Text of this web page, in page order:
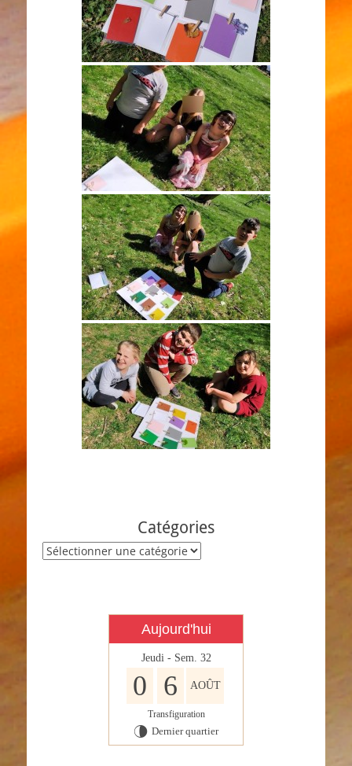
Catégories
Catégories
Aujourd'hui
Jeudi - Sem. 32
0 6 AOÛT
Transfiguration
U Dernier quartier